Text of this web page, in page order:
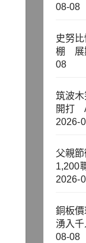
08-08
史努
棚 展
08
筑波
開打
2026-
父親
1,200
2026-
銅板
湧入
08-08